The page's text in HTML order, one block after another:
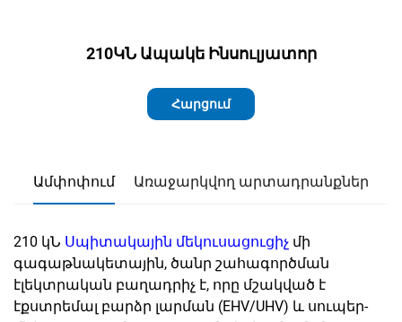
210ԿՆ Ապակե Ինսուլյատոր
Հարցում
Ամփոփում Առաջարկվող արտադրանքներ
210 կՆ Սպիտակային մեկուսացուցիչ մի
գագաթնակետային, ծանր շահագործման
էլեկտրական բաղադրիչ է, որը մշակված է
էքստրեմալ բարձր լարման (EHV/UHV) և սուպեր-